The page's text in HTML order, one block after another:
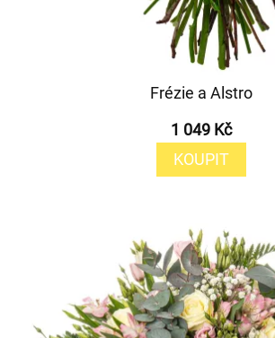
Frézie a Alstro
1 049 Kč
KOUPIT